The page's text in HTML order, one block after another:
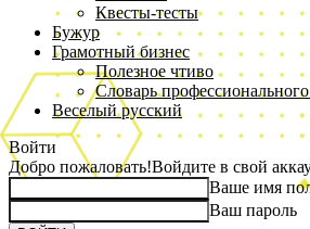
Квесты-тесты
Бужур
Грамотный бизнес
Полезное чтиво
Словарь
Веселый русский
Войти
Добро пожаловать!Войдите в свой
Ваше имя
Ваш пароль